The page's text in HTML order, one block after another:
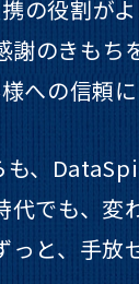
の役割が
謝のきもち
への信頼
も、
代でも、変
っと、手放